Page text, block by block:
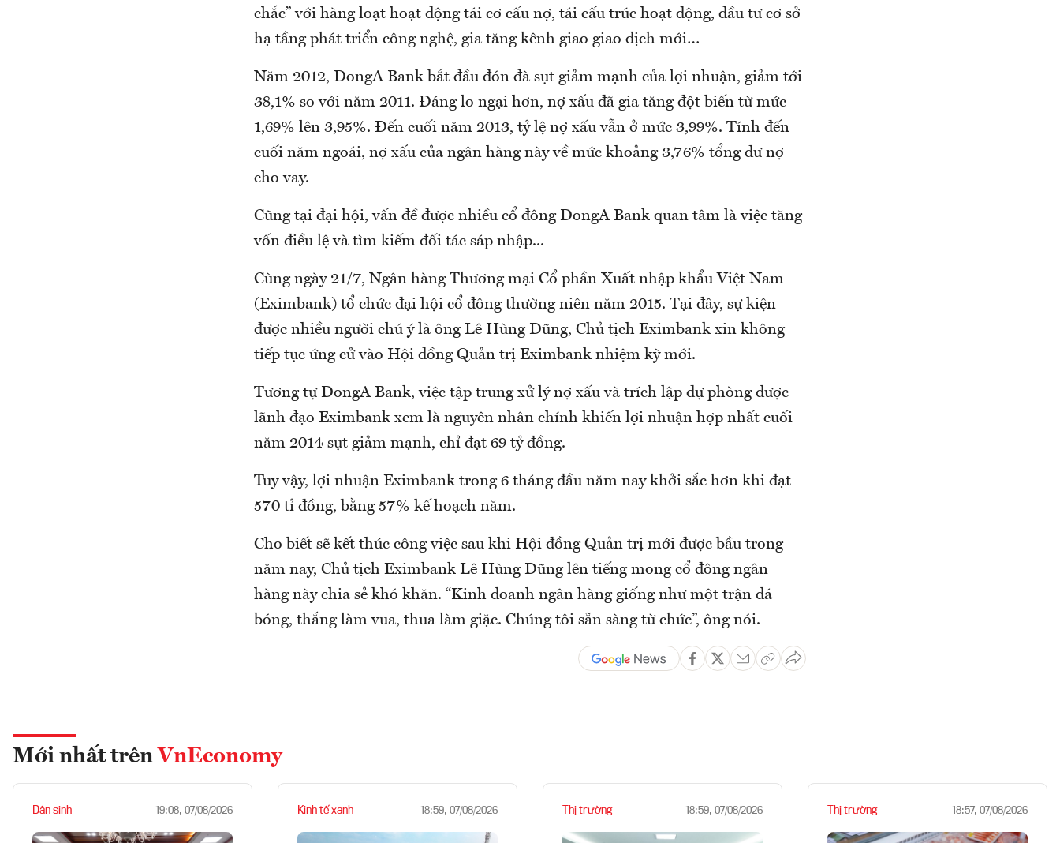
chắc” với hàng loạt hoạt động tái cơ cấu nợ, tái cấu trúc hoạt động, đầu tư cơ sở
hạ tầng phát triển công nghệ, gia tăng kênh giao giao dịch mới…
Năm 2012, DongA Bank bắt đầu đón đà sụt giảm mạnh của lợi nhuận, giảm tới
38,1% so với năm 2011. Đáng lo ngại hơn, nợ xấu đã gia tăng đột biến từ mức
1,69% lên 3,95%. Đến cuối năm 2013, tỷ lệ nợ xấu vẫn ở mức 3,99%. Tính đến
cuối năm ngoái, nợ xấu của ngân hàng này về mức khoảng 3,76% tổng dư nợ
cho vay.
Cũng tại đại hội, vấn đề được nhiều cổ đông DongA Bank quan tâm là việc tăng
vốn điều lệ và tìm kiếm đối tác sáp nhập...
Cùng ngày 21/7, Ngân hàng Thương mại Cổ phần Xuất nhập khẩu Việt Nam
(Eximbank) tổ chức đại hội cổ đông thường niên năm 2015. Tại đây, sự kiện
được nhiều người chú ý là ông Lê Hùng Dũng, Chủ tịch Eximbank xin không
tiếp tục ứng cử vào Hội đồng Quản trị Eximbank nhiệm kỳ mới.
Tương tự DongA Bank, việc tập trung xử lý nợ xấu và trích lập dự phòng được
lãnh đạo Eximbank xem là nguyên nhân chính khiến lợi nhuận hợp nhất cuối
năm 2014 sụt giảm mạnh, chỉ đạt 69 tỷ đồng.
Tuy vậy, lợi nhuận Eximbank trong 6 tháng đầu năm nay khởi sắc hơn khi đạt
570 tỉ đồng, bằng 57% kế hoạch năm.
Cho biết sẽ kết thúc công việc sau khi Hội đồng Quản trị mới được bầu trong
năm nay, Chủ tịch Eximbank Lê Hùng Dũng lên tiếng mong cổ đông ngân
hàng này chia sẻ khó khăn. “Kinh doanh ngân hàng giống như một trận đá
bóng, thắng làm vua, thua làm giặc. Chúng tôi sẵn sàng từ chức”, ông nói.
Mới nhất trên VnEconomy
Dân sinh 19:08, 07/08/2026 Kinh tế xanh 18:59, 07/08/2026 Thị trường 18:59, 07/08/2026 Thị trường 18:57, 07/08/2026